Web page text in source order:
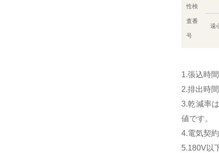
性検
査番
号
遠
1.張込時
2.排出時
3.乾減率
値です。
4.電気契
5.180V以